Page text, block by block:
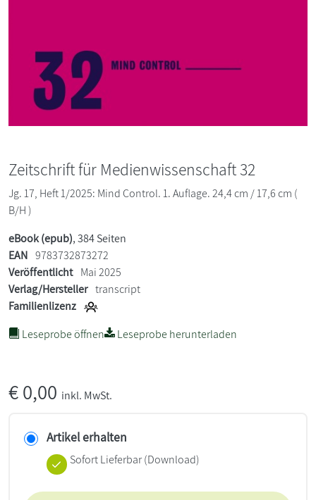
Zeitschrift für Medienwissenschaft 32
Jg. 17, Heft 1/2025: Mind Control. 1. Auflage. 24,4 cm / 17,6 cm (
B/H )
eBook (epub), 384 Seiten
EAN 9783732873272
Veröffentlicht Mai 2025
Verlag/Hersteller transcript
Familienlizenz
Leseprobe öffnen
Leseprobe herunterladen
€0,00 inkl. MwSt.
Artikel erhalten
Sofort Lieferbar (Download)